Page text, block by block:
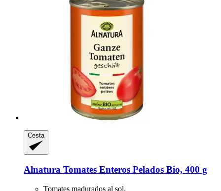
Cesta
Alnatura Tomates Enteros Pelados Bio, 400 g
Tomates madurados al sol.